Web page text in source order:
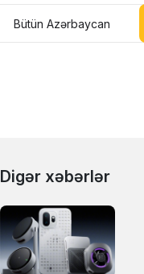
Bütün Azərbaycan
Digər xəbərlər